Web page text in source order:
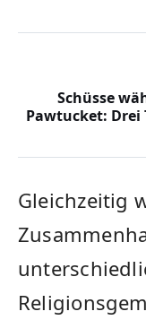
Schüsse
Pawtucket: Drei
Gleichzeitig